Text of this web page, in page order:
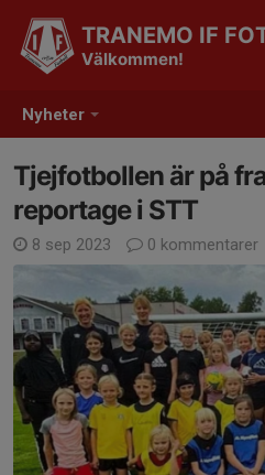
Nyheter
TRANEMO IF
Välkommen!
Tjejfotbollen är på
reportage i STT
8 sep 2023 0 kommentarer